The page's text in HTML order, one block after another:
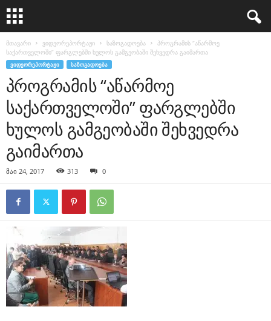
მთავარი ვიდეორეპორტაჟი საზოგადოება
პროგრამის “აწარმოე
საქართველოში” ფარგლებში ხულოს გამგეობაში შეხვედრა გაიმართა
ᲕᲘᲓᲔᲝᲠᲔᲞᲝᲠᲢᲐᲟᲘ ᲡᲐᲖᲝᲒᲐᲓᲝᲔᲑᲐ
პროგრამის “აწარმოე
საქართველოში” ფარგლებში
ხულოს გამგეობაში შეხვედრა
გაიმართა
მაი 24, 2017 313 0